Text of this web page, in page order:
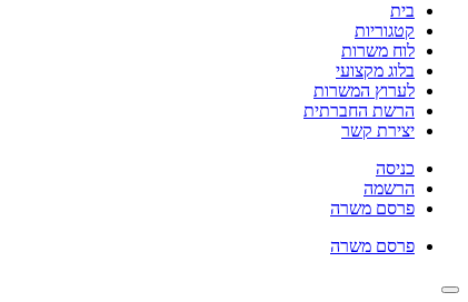
בית
קטגוריות
לוח משרות
בלוג מקצועי
לערוץ המשרות
הרשת החברתית
יצירת קשר
כניסה
הרשמה
פרסם משרה
פרסם משרה